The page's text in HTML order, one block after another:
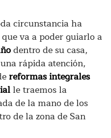
circunstancia ha
va a poder guiarlo a
dentro de su casa,
rápida atención,
reformas integrales
le traemos la
de la mano de los
de la zona de San